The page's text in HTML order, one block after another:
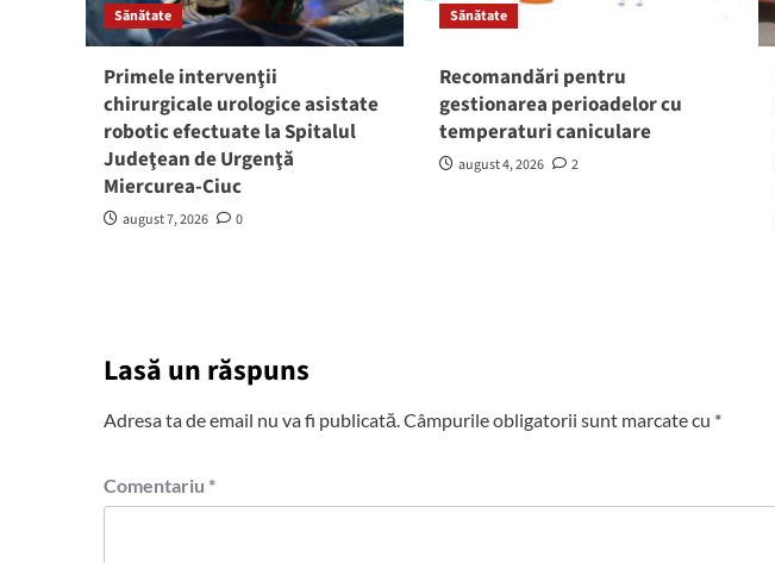
Sănătate
Primele intervenţii
chirurgicale urologice asistate
robotic efectuate la Spitalul
Judeţean de Urgenţă
Miercurea-Ciuc
august 7, 2026 0
Sănătate
Recomandări pentru
gestionarea perioadelor cu
temperaturi caniculare
august 4, 2026 2
Lasă un răspuns
Adresa ta de email nu va fi publicată.Câmpurile obligatorii sunt marcate cu *
Comentariu *